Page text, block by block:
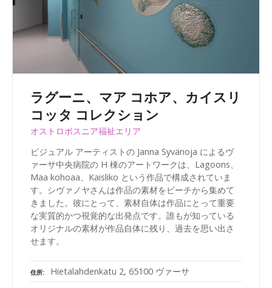
ラグーニ、マア コホア、カイスリ
コッタ コレクション
オストロボスニア福祉エリア
ビジュアル アーティストの Janna Syvänoja によるヴ
ァーサ中央病院の H 棟のアートワークは、Lagoons、
Maa kohoaa、Kaisliko という作品で構成されていま
す。シヴァノヤさんは作品の素材をビーチから集めて
きました。彼にとって、素材自体は作品にとって重要
な実質的かつ視覚的な出発点です。誰もが知っている
オリジナルの素材が作品自体に残り、過去を思い出さ
せます。
住所 Hietalahdenkatu 2, 65100 ヴァーサ